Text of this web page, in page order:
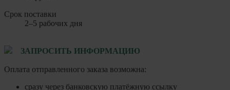
Срок поставки
2–5 рабочих дня
ЗАПРОСИТЬ ИНФОРМАЦИЮ
Оплата отправленного заказа возможна:
сразу через банковскую платёжную ссылку